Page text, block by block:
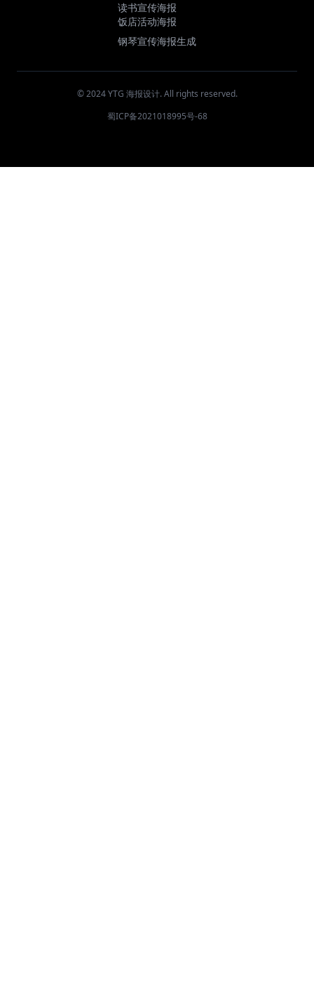
读书宣传海报
饭店活动海报
钢琴宣传海报生成
© 2024 YTG 海报设计. All rights reserved.
蜀ICP备2021018995号-68